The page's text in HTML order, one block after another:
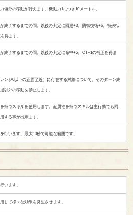
値分の移動が行えます。機動力1につき10メートル。
終了するまでの間、以後の判定に回避+3、防御技術+6、特殊抵
得ます。
終了するまでの間、以後の判定に命中+5、CT+1の補正を得ま
ンジ0以下の正面至近）に存在する対象について、そのターン終
以外の移動を禁止します。
を持つスキルを使用します。副属性を持つスキルは主行動でも同
する事が出来ます。
行います。最大10秒で可能な範囲です。
います。
して様々な効果を発生させます。